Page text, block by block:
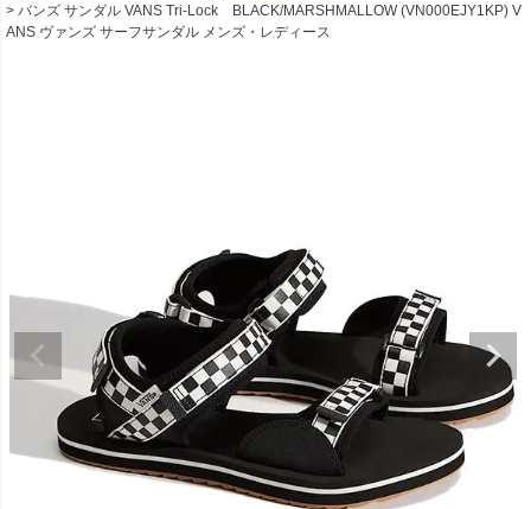
バンズ サンダル VANS Tri-Lock BLACK/MARSHMALLOW (VN000EJY1KP) V
ANS ヴァンズ サーフサンダル メンズ・レディース